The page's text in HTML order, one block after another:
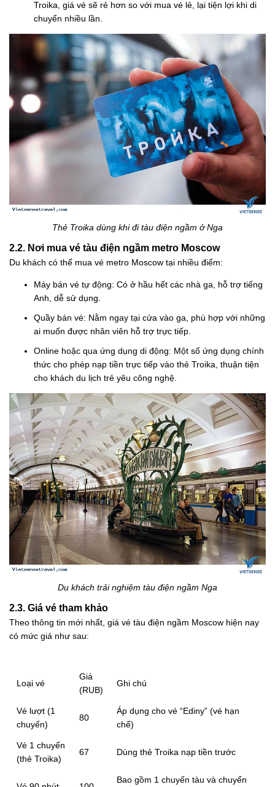
Troika, giá vé sẽ rẻ hơn so với mua vé lẻ, lại tiện lợi khi di
chuyển nhiều lần.
Thẻ Troika dùng khi đi tàu điện ngầm ở Nga
2.2. Nơi mua vé tàu điện ngầm metro Moscow
Du khách có thể mua vé metro Moscow tại nhiều điểm:
Máy bán vé tự động: Có ở hầu hết các nhà ga, hỗ trợ tiếng
Anh, dễ sử dụng.
Quầy bán vé: Nằm ngay tại cửa vào ga, phù hợp với những
ai muốn được nhân viên hỗ trợ trực tiếp.
Online hoặc qua ứng dụng di động: Một số ứng dụng chính
thức cho phép nạp tiền trực tiếp vào thẻ Troika, thuận tiện
cho khách du lịch trẻ yêu công nghệ.
Du khách trải nghiệm tàu điện ngầm Nga
2.3. Giá vé tham khảo
Theo thông tin mới nhất, giá vé tàu điện ngầm Moscow hiện nay
có mức giá như sau:
Loại vé
Giá
(RUB)
Ghi chú
Vé lượt (1
chuyến)
80
Áp dụng cho vé “Ediny” (vé hạn
chế)
Vé 1 chuyến
(thẻ Troika)
67 Dùng thẻ Troika nạp tiền trước
Bao gồm 1 chuyến tàu và chuyển